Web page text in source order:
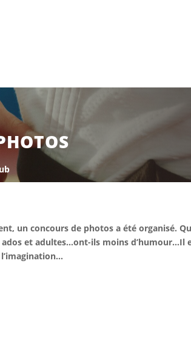
un concours de photos a été organisé.
ados et adultes…ont-ils moins d’humour…Il